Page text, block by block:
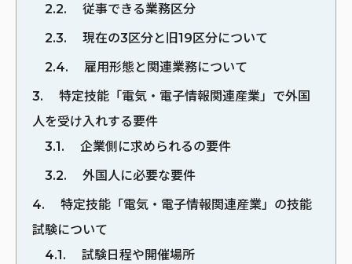
2.2
従事できる業務区分
2.3
現在の3区分と旧19区分について
2.4
雇用形態と関連業務について
3
特定技能「電気・電子情報関連産業」で外国
人を受け入れする要件
3.1
企業側に求められるの要件
3.2
外国人に必要な要件
4
特定技能「電気・電子情報関連産業」の技能
試験について
4.1
試験日程や開催場所